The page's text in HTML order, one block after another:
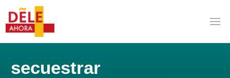
secuestrar